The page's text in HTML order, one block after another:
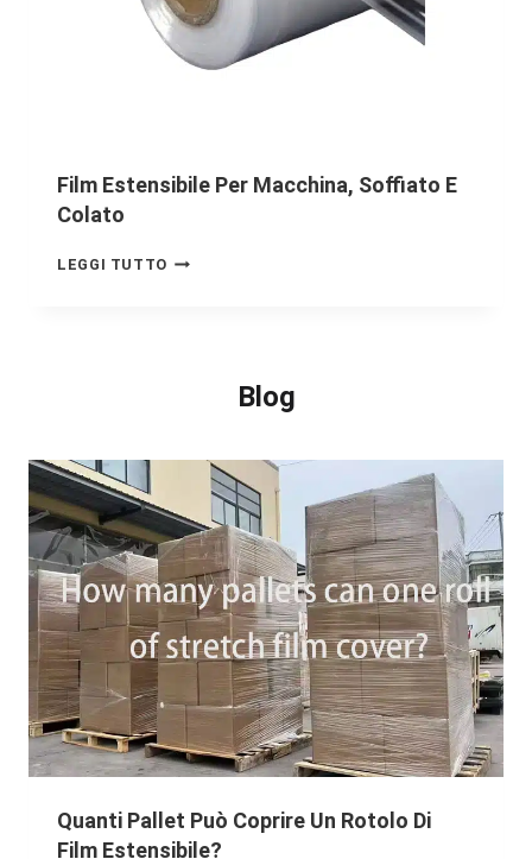
Film Estensibile Per Macchina, Soffiato E
Colato
LEGGI TUTTO
Blog
Quanti Pallet Può Coprire Un Rotolo Di
Film Estensibile?